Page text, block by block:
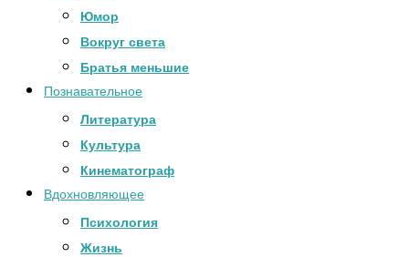
Юмор
Вокруг света
Братья меньшие
Познавательное
Литература
Культура
Кинематограф
Вдохновляющее
Психология
Жизнь